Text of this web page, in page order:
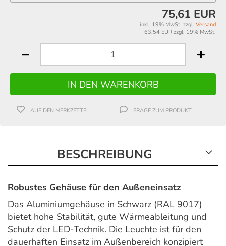
75,61 EUR
inkl. 19% MwSt. zzgl. Versand
63,54 EUR zzgl. 19% MwSt.
AUF DEN MERKZETTEL FRAGE ZUM PRODUKT
BESCHREIBUNG
Robustes Gehäuse für den Außeneinsatz
Das Aluminiumgehäuse in Schwarz (RAL 9017)
bietet hohe Stabilität, gute Wärmeableitung und
Schutz der LED-Technik. Die Leuchte ist für den
dauerhaften Einsatz im Außenbereich konzipiert